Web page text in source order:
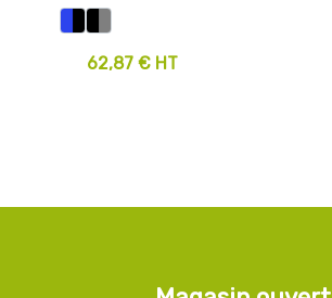
62,87 € HT